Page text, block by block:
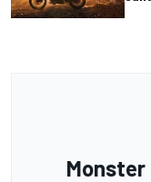
Monster